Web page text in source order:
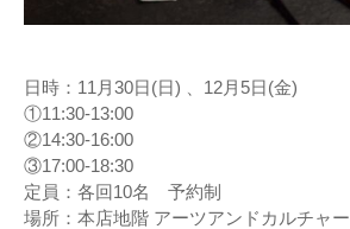
日時：11月30日(日) 、12月5日(金)
①11:30-13:00
②14:30-16:00
③17:00-18:30
定員：各回10名 予約制
場所：本店地階 アーツアンドカルチャー